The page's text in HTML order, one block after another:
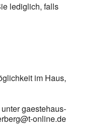
lediglich, falls
im Haus,
gaestehaus-
online.de